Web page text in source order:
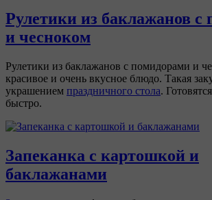
Рулетики из баклажанов с
и чесноком
Рулетики из баклажанов с помидорами и
красивое и очень вкусное блюдо. Такая
украшением праздничного стола.
быстро.
Запеканка с картошкой и
баклажанами